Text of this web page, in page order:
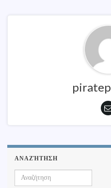
ΑΝΑΖΉΤΗΣΗ
Search for: